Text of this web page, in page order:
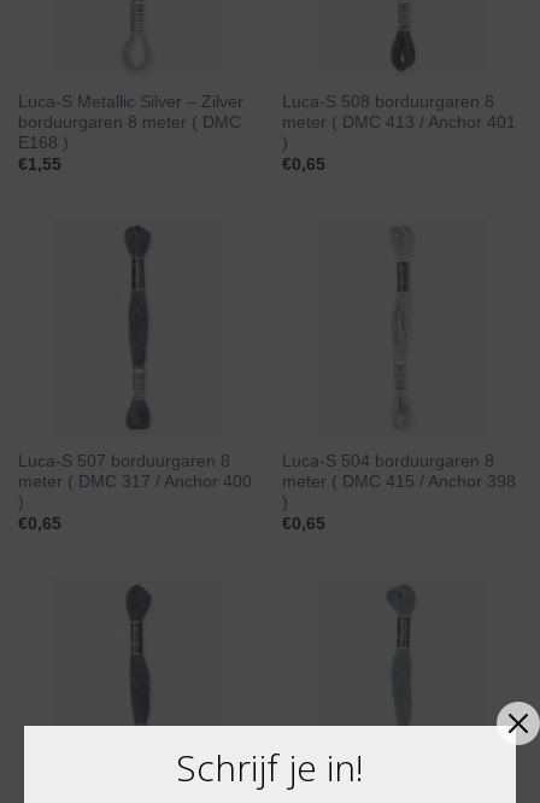
Luca-S Metallic Silver – Zilver
borduurgaren 8 meter ( DMC
E168 )
€1,55
Luca-S 508 borduurgaren 8
meter ( DMC 413 / Anchor 401
)
€0,65
Luca-S 507 borduurgaren 8
meter ( DMC 317 / Anchor 400
)
€0,65
Luca-S 504 borduurgaren 8
meter ( DMC 415 / Anchor 398
)
€0,65
Schrijf je in!